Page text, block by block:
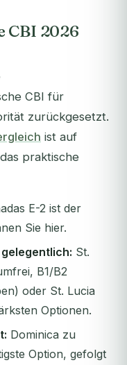
CBI 2026
CBI für
zurückgesetzt.
ist auf
praktische
E-2 ist der
Sie hier.
St.
B1/B2
oder St. Lucia
Optionen.
Dominica zu
Option, gefolgt